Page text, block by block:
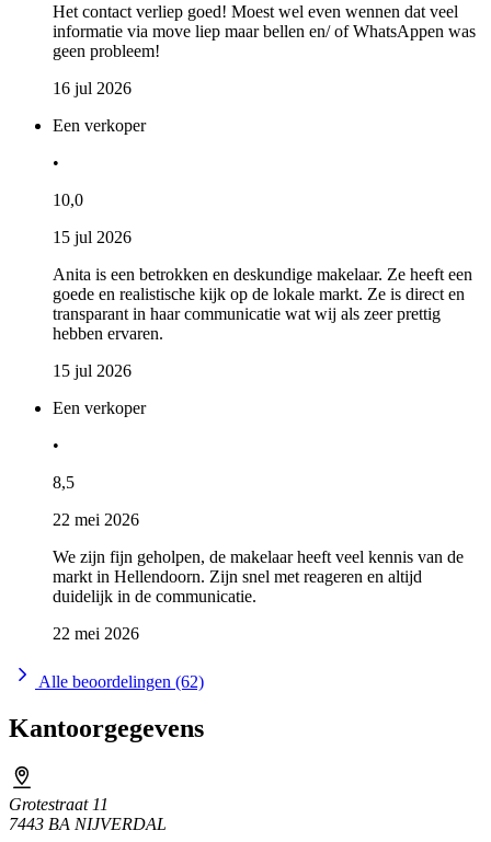
Het contact verliep goed! Moest wel even wennen dat veel
informatie via move liep maar bellen en/ of WhatsAppen was
geen probleem!
16 jul 2026
Een verkoper
•
10,0
15 jul 2026
Anita is een betrokken en deskundige makelaar. Ze heeft een
goede en realistische kijk op de lokale markt. Ze is direct en
transparant in haar communicatie wat wij als zeer prettig
hebben ervaren.
15 jul 2026
Een verkoper
•
8,5
22 mei 2026
We zijn fijn geholpen, de makelaar heeft veel kennis van de
markt in Hellendoorn. Zijn snel met reageren en altijd
duidelijk in de communicatie.
22 mei 2026
Alle beoordelingen (62)
Kantoorgegevens
Grotestraat 11
7443 BA NIJVERDAL